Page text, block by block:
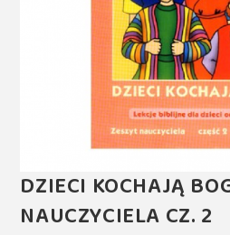
DZIECI KOCHAJĄ
NAUCZYCIELA CZ. 2